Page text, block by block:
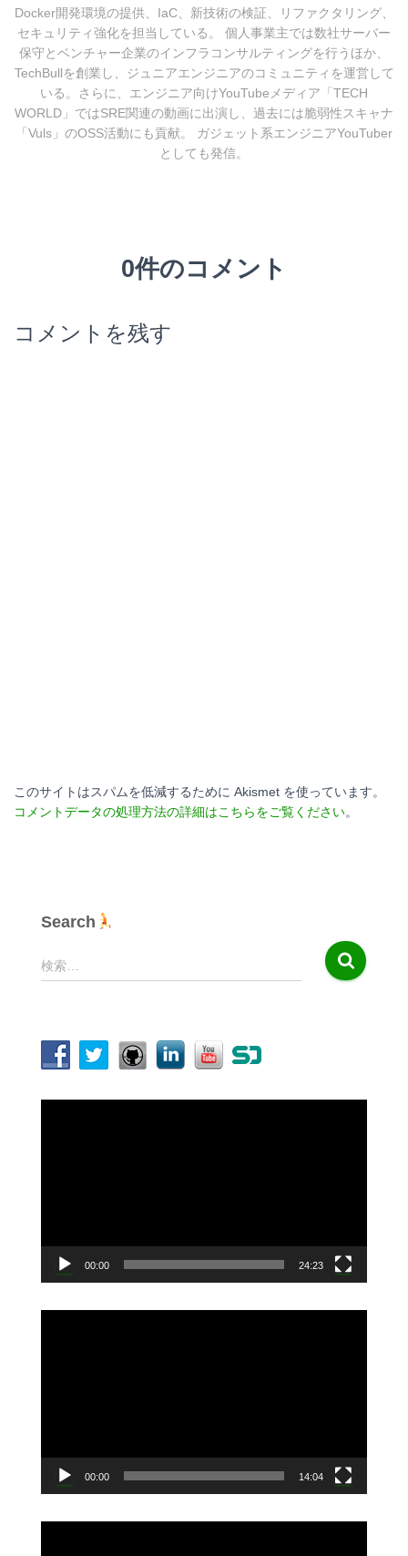
Docker開発環境の提供、IaC、新技術の検証、リファクタリング、
セキュリティ強化を担当している。 個人事業主では数社サーバー
保守とベンチャー企業のインフラコンサルティングを行うほか、
TechBullを創業し、ジュニアエンジニアのコミュニティを運営して
いる。さらに、エンジニア向けYouTubeメディア「TECH
WORLD」ではSRE関連の動画に出演し、過去には脆弱性スキャナ
「Vuls」のOSS活動にも貢献。 ガジェット系エンジニアYouTuber
としても発信。
0件のコメント
コメントを残す
このサイトはスパムを低減するために Akismet を使っています。
コメントデータの処理方法の詳細はこちらをご覧ください。
Search
検
索
検索…
00:00 24:23
00:00 14:04